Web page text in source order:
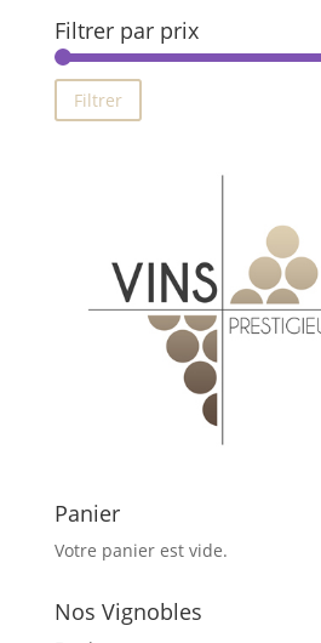
Filtrer par prix
Filtrer
Panier
Votre panier est vide.
Nos Vignobles